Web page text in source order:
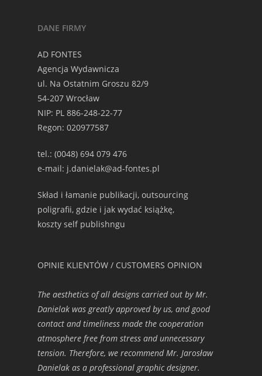
DANE FIRMY
AD FONTES
Agencja Wydawnicza
ul. Na Ostatnim Groszu 82/9
54-207 Wrocław
NIP: PL 886-248-22-77
Regon: 020977587
tel.: (0048) 694 079 476
e-mail: j.danielak@ad-fontes.pl
Skład i łamanie publikacji, outsourcing
poligrafii, gdzie i jak wydać książkę,
koszty self publishngu
OPINIE KLIENTÓW / CUSTOMERS OPINION
The aesthetics of all designs carried out by Mr.
Danielak was greatly approved by us, and good
contact and timeliness made the cooperation
atmosphere free from stress and unnecessary
tension. Therefore, we recommend Mr. Jarosław
Danielak as a professional graphic designer.